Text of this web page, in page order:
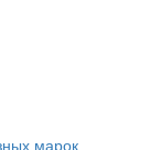
марок